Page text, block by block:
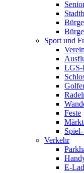
Sport und
LGS-
Feste
Verkehr
E-